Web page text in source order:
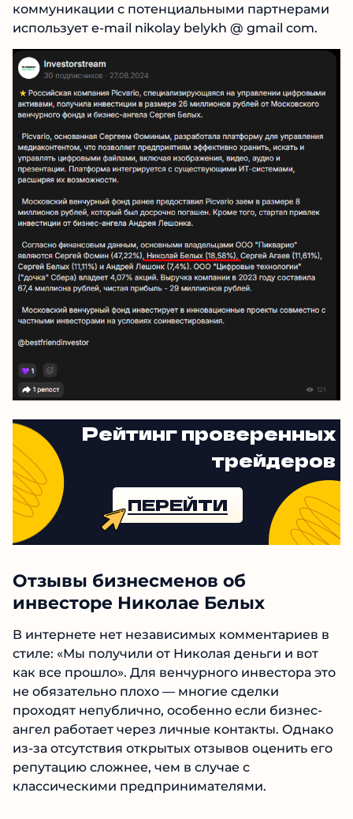
коммуникации с потенциальными партнерами
использует e-mail nikolay belykh @ gmail com.
Рейтинг проверенных
трейдеров
ПЕРЕЙТИ
Отзывы бизнесменов об
инвесторе Николае Белых
В интернете нет независимых комментариев в
стиле: «Мы получили от Николая деньги и вот
как все прошло». Для венчурного инвестора это
не обязательно плохо — многие сделки
проходят непублично, особенно если бизнес-
ангел работает через личные контакты. Однако
из-за отсутствия открытых отзывов оценить его
репутацию сложнее, чем в случае с
классическими предпринимателями.